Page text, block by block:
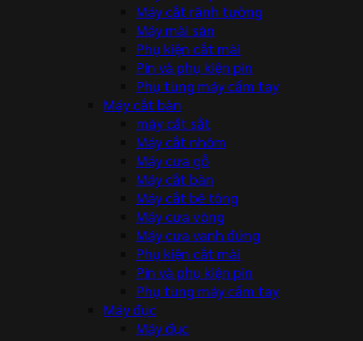
Máy cắt rãnh tường
Máy mài sàn
Phụ kiện cắt mài
Pin và phụ kiện pin
Phụ tùng máy cầm tay
Máy cắt bàn
máy cắt sắt
Máy cắt nhôm
Máy cưa gỗ
Máy cắt bàn
Máy cắt bê tông
Máy cưa vòng
Máy cưa vanh đứng
Phụ kiện cắt mài
Pin và phụ kiện pin
Phụ tùng máy cầm tay
Máy đục
Máy đục